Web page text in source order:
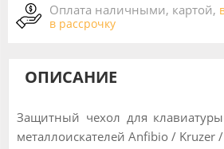
Оплата наличными, картой,
в рассрочку
ОПИСАНИЕ
Защитный чехол для
металлоискателей Anfibio / Kruzer